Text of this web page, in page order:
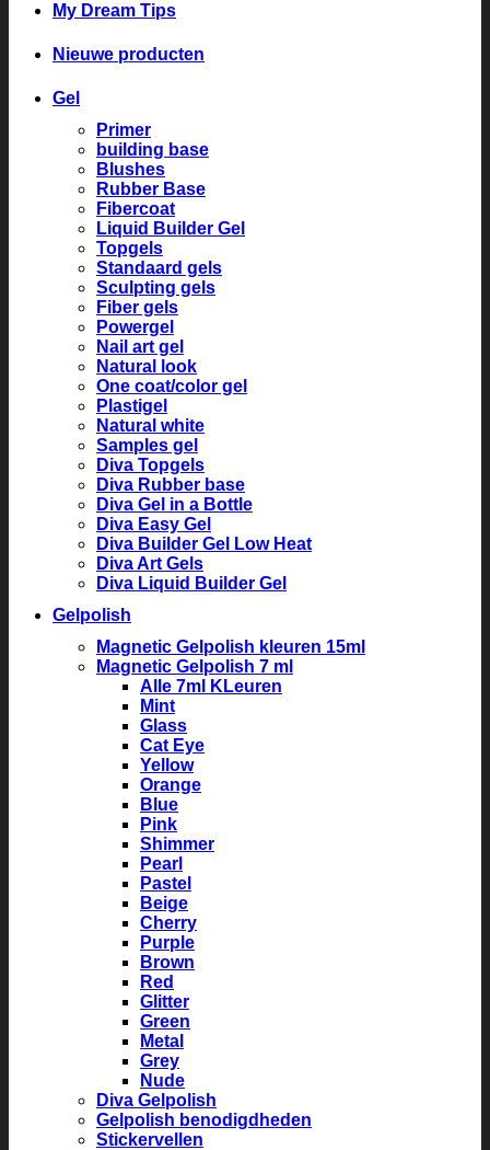
My Dream Tips
Nieuwe producten
Gel
Primer
building base
Blushes
Rubber Base
Fibercoat
Liquid Builder Gel
Topgels
Standaard gels
Sculpting gels
Fiber gels
Powergel
Nail art gel
Natural look
One coat/color gel
Plastigel
Natural white
Samples gel
Diva Topgels
Diva Rubber base
Diva Gel in a Bottle
Diva Easy Gel
Diva Builder Gel Low Heat
Diva Art Gels
Diva Liquid Builder Gel
Gelpolish
Magnetic Gelpolish kleuren 15ml
Magnetic Gelpolish 7 ml
Alle 7ml KLeuren
Mint
Glass
Cat Eye
Yellow
Orange
Blue
Pink
Shimmer
Pearl
Pastel
Beige
Cherry
Purple
Brown
Red
Glitter
Green
Metal
Grey
Nude
Diva Gelpolish
Gelpolish benodigdheden
Stickervellen